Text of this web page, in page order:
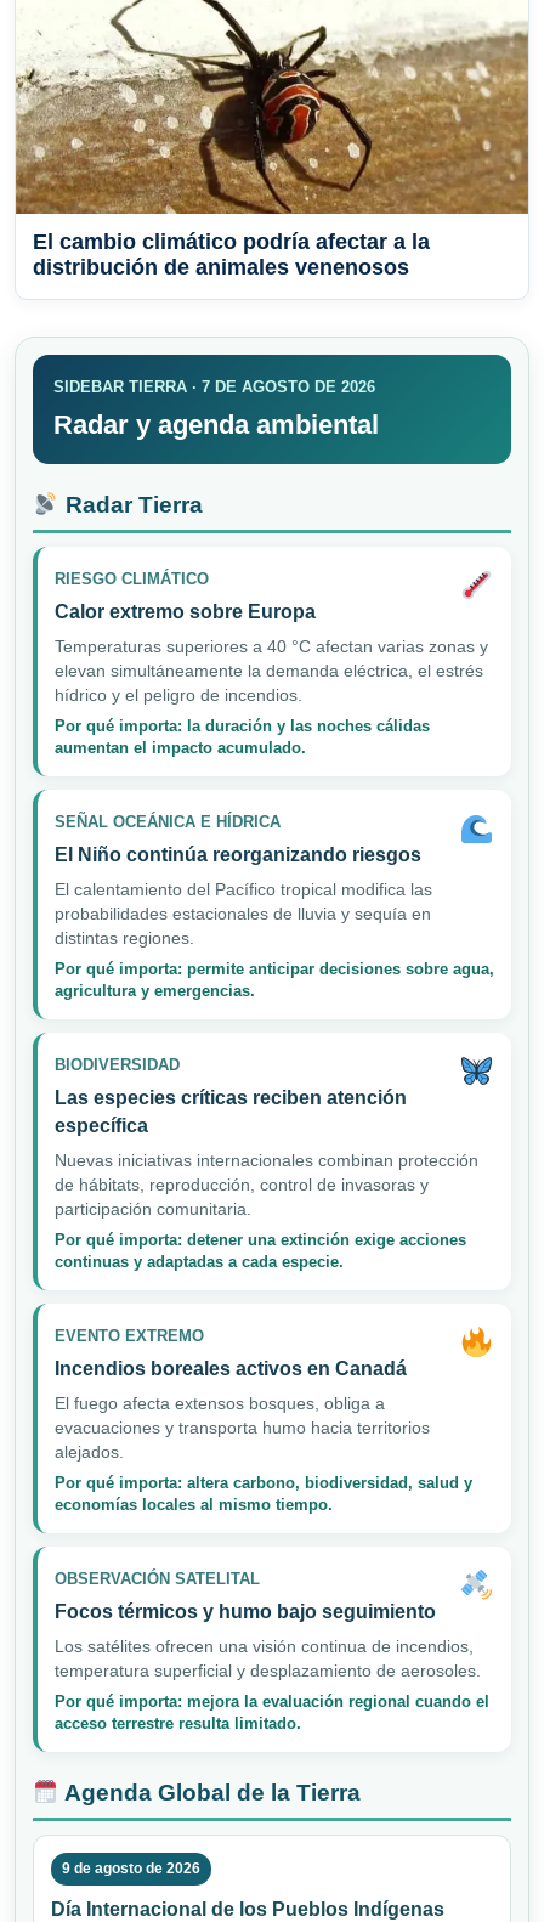
El cambio climático podría afectar a la
distribución de animales venenosos
SIDEBAR TIERRA · 7 DE AGOSTO DE 2026
Radar y agenda ambiental
Radar Tierra
RIESGO CLIMÁTICO
Calor extremo sobre Europa
Temperaturas superiores a 40 °C afectan varias zonas y
elevan simultáneamente la demanda eléctrica, el estrés
hídrico y el peligro de incendios.
Por qué importa: la duración y las noches cálidas
aumentan el impacto acumulado.
SEÑAL OCEÁNICA E HÍDRICA
El Niño continúa reorganizando riesgos
El calentamiento del Pacífico tropical modifica las
probabilidades estacionales de lluvia y sequía en
distintas regiones.
Por qué importa: permite anticipar decisiones sobre agua,
agricultura y emergencias.
BIODIVERSIDAD
Las especies críticas reciben atención
específica
Nuevas iniciativas internacionales combinan protección
de hábitats, reproducción, control de invasoras y
participación comunitaria.
Por qué importa: detener una extinción exige acciones
continuas y adaptadas a cada especie.
EVENTO EXTREMO
Incendios boreales activos en Canadá
El fuego afecta extensos bosques, obliga a
evacuaciones y transporta humo hacia territorios
alejados.
Por qué importa: altera carbono, biodiversidad, salud y
economías locales al mismo tiempo.
OBSERVACIÓN SATELITAL
Focos térmicos y humo bajo seguimiento
Los satélites ofrecen una visión continua de incendios,
temperatura superficial y desplazamiento de aerosoles.
Por qué importa: mejora la evaluación regional cuando el
acceso terrestre resulta limitado.
Agenda Global de la Tierra
9 de agosto de 2026
Día Internacional de los Pueblos Indígenas